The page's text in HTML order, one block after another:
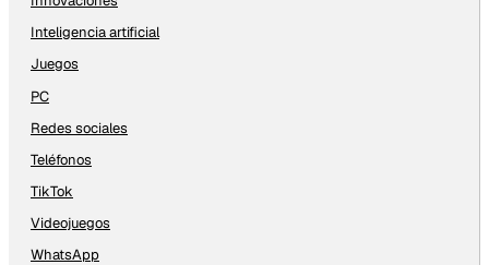
Inteligencia artificial
Juegos
PC
Redes sociales
Teléfonos
TikTok
Videojuegos
WhatsApp